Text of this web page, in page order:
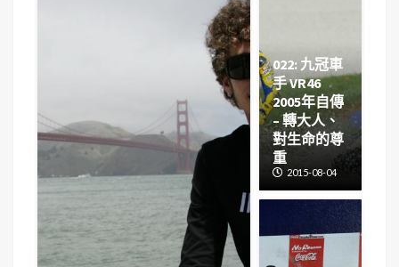
022: 九冠車
手 VR46
2005年自傳
– 轉大人、
對生命的尊
重
2015-08-04